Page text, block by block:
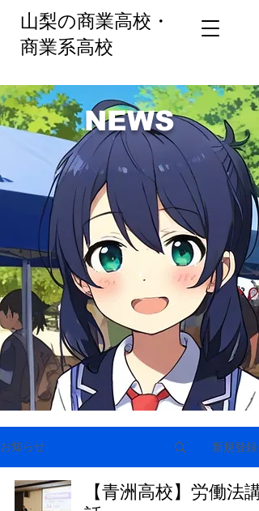
山梨の商業高校・
商業系高校
NEWS
お知らせ 新規登録
【青洲高校】労働法講